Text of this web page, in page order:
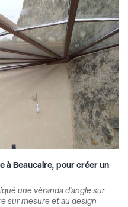
à Beaucaire, pour créer un
une véranda d'angle sur
sur mesure et au design